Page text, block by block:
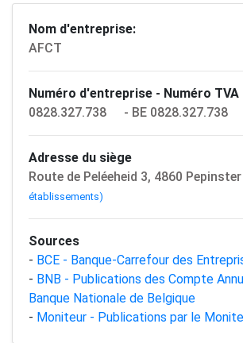
Nom d'entreprise:
AFCT
Numéro d'entreprise - Numéro TVA
0828.327.738
- BE 0828.327.738
Adresse du siège
Route de Peléeheid 3, 4860 Pepinster
établissements)
Sources
- BCE - Banque-Carrefour des
- BNB - Publications des Compte
Banque Nationale de Belgique
- Moniteur - Publications par le